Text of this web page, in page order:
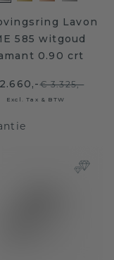
Lavon
585 witgoud
0.90 crt
€ 3.325,-
Excl. Tax & BTW